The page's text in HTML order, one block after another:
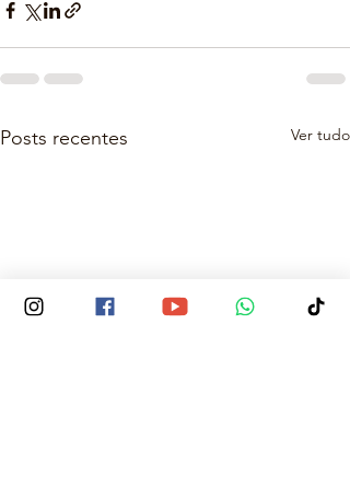
Posts recentes Ver tudo